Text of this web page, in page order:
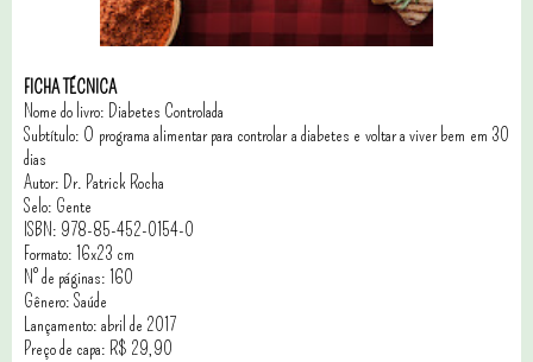
FICHA TÉCNICA
Nome do livro: Diabetes Controlada
Subtítulo: O programa alimentar para controlar a diabetes e voltar a viver bem em 30
dias
Autor: Dr. Patrick Rocha
Selo: Gente
ISBN: 978-85-452-0154-0
Formato: 16x23 cm
N° de páginas: 160
Gênero: Saúde
Lançamento: abril de 2017
Preço de capa: R$ 29,90